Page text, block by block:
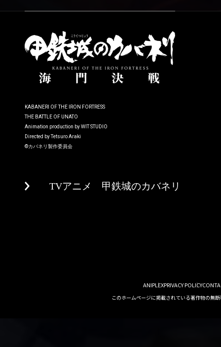
KABANERI OF THE IRON FORTRESS
THE BATTLE OF UNATO
Animation production by WIT STUDIO
Directed by Tetsuro Araki
©カバネリ製作委員会
TVアニメ 甲鉄城のカバネリ
ANIPLEXPRIVACY POLICY
このホームページに掲載されている著作物の無